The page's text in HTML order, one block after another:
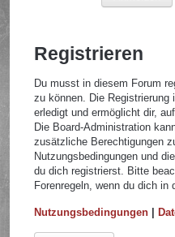
Registrieren
Du musst in diesem Forum
zu können. Die Registrierung
erledigt und ermöglicht dir,
Die Board-Administration
zusätzliche Berechtigungen
Nutzungsbedingungen und
du dich registrierst. Bitte
Forenregeln, wenn du dich in
Nutzungsbedingungen |